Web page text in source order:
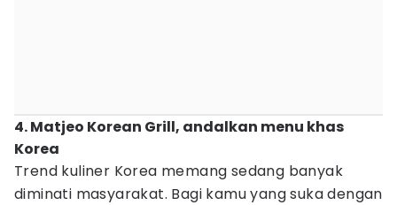
4. Matjeo Korean Grill, andalkan menu khas
Korea
Trend kuliner Korea memang sedang banyak
diminati masyarakat. Bagi kamu yang suka dengan